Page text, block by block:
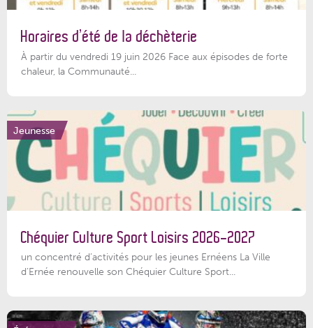
Horaires d’été de la déchèterie
À partir du vendredi 19 juin 2026 Face aux épisodes de forte
chaleur, la Communauté...
Jeunesse
Chéquier Culture Sport Loisirs 2026-2027
un concentré d’activités pour les jeunes Ernéens La Ville
d’Ernée renouvelle son Chéquier Culture Sport...